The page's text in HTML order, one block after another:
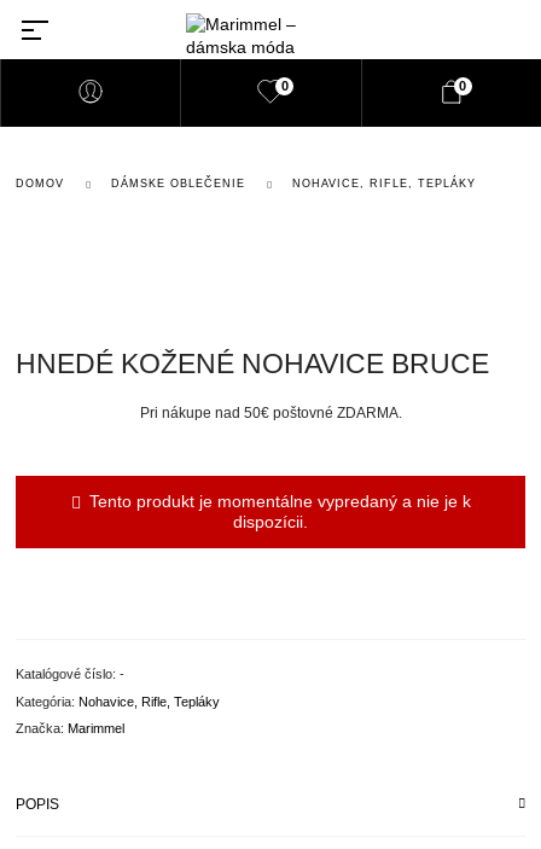
0 0
DOMOV DÁMSKE OBLEČENIE NOHAVICE, RIFLE, TEPLÁKY
HNEDÉ KOŽENÉ NOHAVICE BRUCE
Pri nákupe nad 50€ poštovné ZDARMA.
Tento produkt je momentálne vypredaný a nie je k
dispozícii.
Katalógové číslo:-
Kategória:Nohavice, Rifle, Tepláky
Značka: Marimmel
POPIS